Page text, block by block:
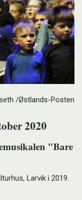
/Østlands-Posten
2020
"Bare
Larvik i 2019.